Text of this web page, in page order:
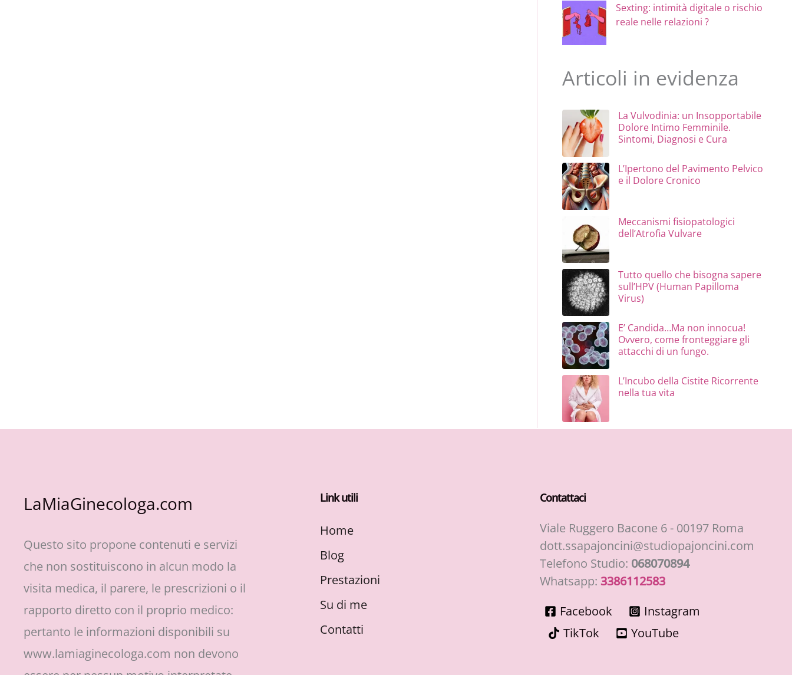
Sexting: intimità digitale o rischio
reale nelle relazioni ?
Articoli in evidenza
La Vulvodinia: un Insopportabile
Dolore Intimo Femminile.
Sintomi, Diagnosi e Cura
L’Ipertono del Pavimento Pelvico
e il Dolore Cronico
Meccanismi fisiopatologici
dell’Atrofia Vulvare
Tutto quello che bisogna sapere
sull’HPV (Human Papilloma
Virus)
E’ Candida…Ma non innocua!
Ovvero, come fronteggiare gli
attacchi di un fungo.
L’Incubo della Cistite Ricorrente
nella tua vita
LaMiaGinecologa.com
Questo sito propone contenuti e servizi
che non sostituiscono in alcun modo la
visita medica, il parere, le prescrizioni o il
rapporto diretto con il proprio medico:
pertanto le informazioni disponibili su
www.lamiaginecologa.com non devono
Link utili
Home
Blog
Prestazioni
Su di me
Contatti
Contattaci
Viale Ruggero Bacone 6 - 00197 Roma
dott.ssapajoncini@studiopajoncini.com
Telefono Studio: 068070894
Whatsapp: 3386112583
Facebook
Instagram
TikTok
YouTube